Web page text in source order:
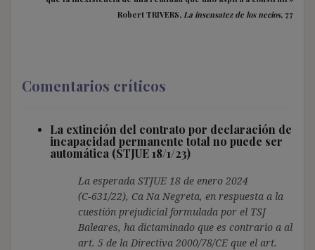
Robert TRIVERS, La insensatez de los necios, 77
Comentarios críticos
La extinción del contrato por declaración de
incapacidad permanente total no puede ser
automática (STJUE 18/1/23)
La esperada STJUE 18 de enero 2024
(C‑631/22), Ca Na Negreta, en respuesta a la
cuestión prejudicial formulada por el TSJ
Baleares, ha dictaminado que es contrario a al
art. 5 de la Directiva 2000/78/CE que el art.